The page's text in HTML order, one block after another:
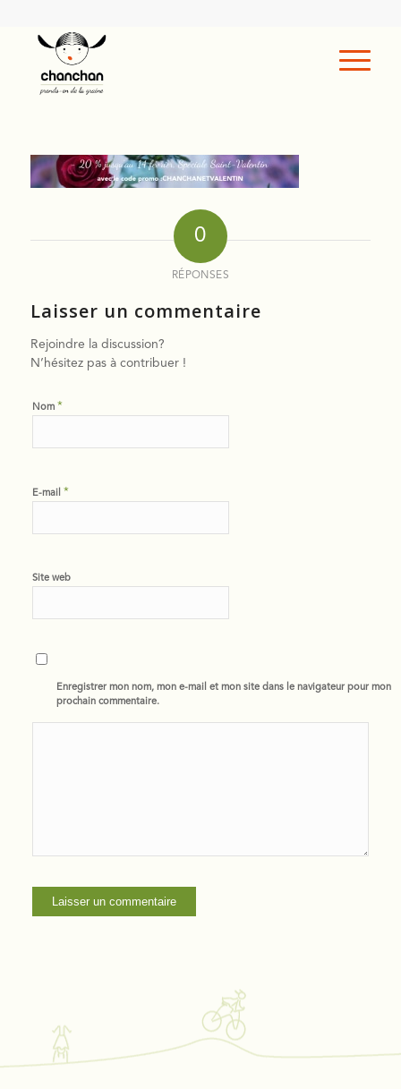
0
RÉPONSES
Laisser un commentaire
Rejoindre la discussion?
N’hésitez pas à contribuer !
Nom *
E-mail *
Site web
Enregistrer mon nom, mon e-mail et mon site dans le navigateur pour mon
prochain commentaire.